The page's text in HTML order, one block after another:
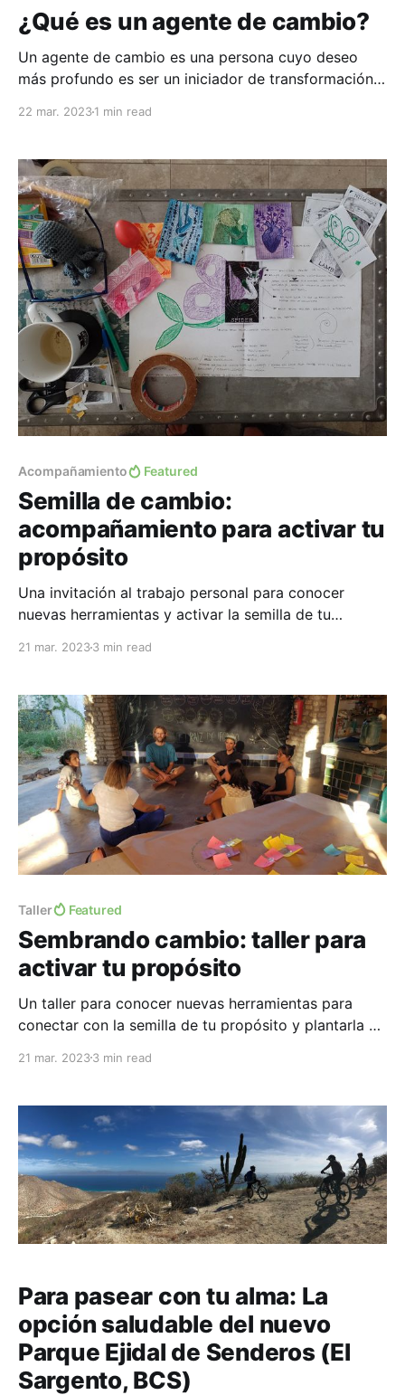
¿Qué es un agente de cambio?
Un agente de cambio es una persona cuyo deseo
más profundo es ser un iniciador de transformación
22 mar. 20231 min read
Acompañamiento Featured
Semilla de cambio:
acompañamiento para activar tu
propósito
Una invitación al trabajo personal para conocer
nuevas herramientas y activar la semilla de tu
21 mar. 20233 min read
Taller Featured
Sembrando cambio: taller para
activar tu propósito
Un taller para conocer nuevas herramientas para
conectar con la semilla de tu propósito y plantarla en
21 mar. 20233 min read
Para pasear con tu alma: La
opción saludable del nuevo
Parque Ejidal de Senderos (El
Sargento, BCS)